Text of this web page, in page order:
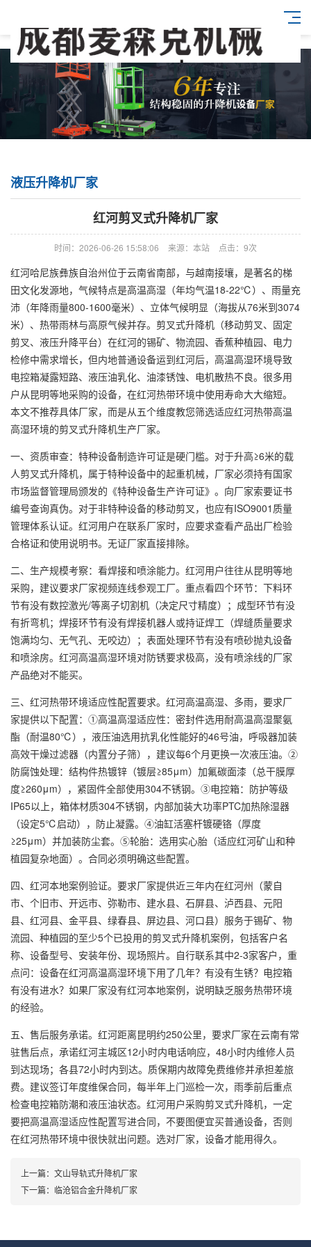
液压升降机厂家
红河剪叉式升降机厂家
时间：2026-06-26 15:58:06 来源：本站 点击：9次
红河哈尼族彝族自治州位于云南省南部，与越南接壤，是著名的梯
田文化发源地，气候特点是高温高湿（年均气温18-22℃）、雨量充
沛（年降雨量800-1600毫米）、立体气候明显（海拔从76米到3074
米）、热带雨林与高原气候并存。剪叉式升降机（移动剪叉、固定
剪叉、液压升降平台）在红河的锡矿、物流园、香蕉种植园、电力
检修中需求增长，但内地普通设备运到红河后，高温高湿环境导致
电控箱凝露短路、液压油乳化、油漆锈蚀、电机散热不良。很多用
户从昆明等地采购的设备，在红河热带环境中使用寿命大大缩短。
本文不推荐具体厂家，而是从五个维度教您筛选适应红河热带高温
高湿环境的剪叉式升降机生产厂家。
一、资质审查：特种设备制造许可证是硬门槛。对于升高≥6米的载
人剪叉式升降机，属于特种设备中的起重机械，厂家必须持有国家
市场监督管理局颁发的《特种设备生产许可证》。向厂家索要证书
编号查询真伪。对于非特种设备的移动剪叉，也应有ISO9001质量
管理体系认证。红河用户在联系厂家时，应要求查看产品出厂检验
合格证和使用说明书。无证厂家直接排除。
二、生产规模考察：看焊接和喷涂能力。红河用户往往从昆明等地
采购，建议要求厂家视频连线参观工厂。重点看四个环节：下料环
节有没有数控激光/等离子切割机（决定尺寸精度）；成型环节有没
有折弯机；焊接环节有没有焊接机器人或持证焊工（焊缝质量要求
饱满均匀、无气孔、无咬边）；表面处理环节有没有喷砂抛丸设备
和喷涂房。红河高温高湿环境对防锈要求极高，没有喷涂线的厂家
产品绝对不能买。
三、红河热带环境适应性配置要求。红河高温高湿、多雨，要求厂
家提供以下配置：①高温高湿适应性：密封件选用耐高温高湿聚氨
酯（耐温80℃），液压油选用抗乳化性能好的46号油，呼吸器加装
高效干燥过滤器（内置分子筛），建议每6个月更换一次液压油。②
防腐蚀处理：结构件热镀锌（镀层≥85μm）加氟碳面漆（总干膜厚
度≥260μm），紧固件全部使用304不锈钢。③电控箱：防护等级
IP65以上，箱体材质304不锈钢，内部加装大功率PTC加热除湿器
（设定5℃启动），防止凝露。④油缸活塞杆镀硬铬（厚度
≥25μm）并加装防尘套。⑤轮胎：选用实心胎（适应红河矿山和种
植园复杂地面）。合同必须明确这些配置。
四、红河本地案例验证。要求厂家提供近三年内在红河州（蒙自
市、个旧市、开远市、弥勒市、建水县、石屏县、泸西县、元阳
县、红河县、金平县、绿春县、屏边县、河口县）服务于锡矿、物
流园、种植园的至少5个已投用的剪叉式升降机案例，包括客户名
称、设备型号、安装年份、现场照片。自行联系其中2-3家客户，重
点问：设备在红河高温高湿环境下用了几年？有没有生锈？电控箱
有没有进水？如果厂家没有红河本地案例，说明缺乏服务热带环境
的经验。
五、售后服务承诺。红河距离昆明约250公里，要求厂家在云南有常
驻售后点，承诺红河主城区12小时内电话响应，48小时内维修人员
到达现场；各县72小时内到达。质保期内故障免费维修并承担差旅
费。建议签订年度维保合同，每半年上门巡检一次，雨季前后重点
检查电控箱防潮和液压油状态。红河用户采购剪叉式升降机，一定
要把高温高湿适应性配置写进合同，不要图便宜买普通设备，否则
在红河热带环境中很快就出问题。选对厂家，设备才能用得久。
上一篇： 文山导轨式升降机厂家
下一篇： 临沧铝合金升降机厂家